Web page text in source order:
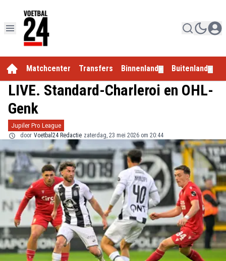
Matchcenter Transfers Binnenland Buitenland
LIVE. Standard-Charleroi en OHL-
Genk
Jupiler Pro League
door Voetbal24 Redactie zaterdag, 23 mei 2026 om 20:44